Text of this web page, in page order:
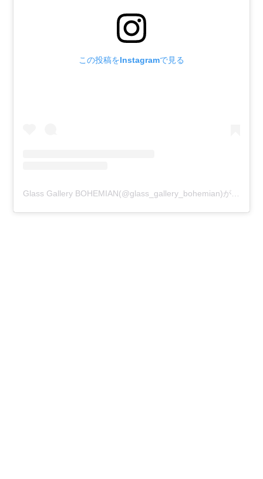
この投稿をInstagramで見る
Glass Gallery BOHEMIAN(@glass_gallery_bohemian)がシェアした投稿